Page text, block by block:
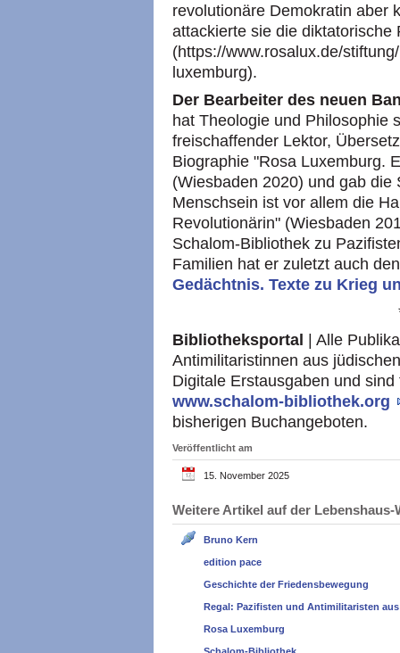
revolutionäre Demokratin aber
attackierte sie die diktatorische
(https://www.rosalux.de/
luxemburg).
Der Bearbeiter des neuen
hat Theologie und Philosophie
freischaffender Lektor,
Biographie "Rosa Luxemburg.
(Wiesbaden 2020) und gab
Menschsein ist vor allem die
Revolutionärin" (Wiesbaden
Schalom-Bibliothek zu
Familien hat er zuletzt auch
Gedächtnis. Texte zu Krieg
Bibliotheksportal
| Alle
Antimilitaristinnen aus
Digitale Erstausgaben und
www.schalom-bibliothek.org
bisherigen Buchangeboten.
Veröffentlicht am
15. November 2025
Weitere Artikel auf der
Bruno Kern
edition pace
Geschichte der Friedensbewegung
Regal: Pazifisten und Antimilitaristen
Rosa Luxemburg